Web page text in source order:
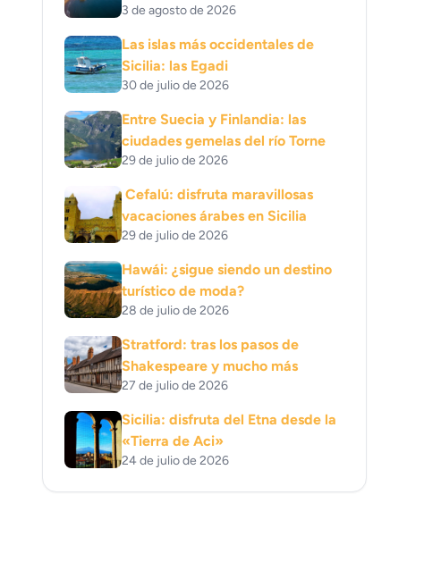
3 de agosto de 2026
Las islas más occidentales de
Sicilia: las Egadi
30 de julio de 2026
Entre Suecia y Finlandia: las
ciudades gemelas del río Torne
29 de julio de 2026
Cefalú: disfruta maravillosas
vacaciones árabes en Sicilia
29 de julio de 2026
Hawái: ¿sigue siendo un destino
turístico de moda?
28 de julio de 2026
Stratford: tras los pasos de
Shakespeare y mucho más
27 de julio de 2026
Sicilia: disfruta del Etna desde la
«Tierra de Aci»
24 de julio de 2026